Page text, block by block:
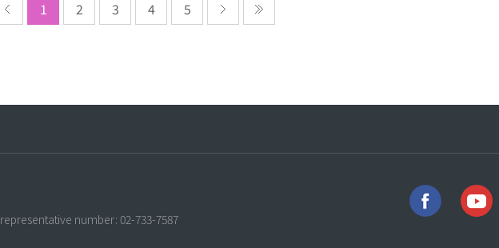
1 2 3 4 5
representative number: 02-733-7587